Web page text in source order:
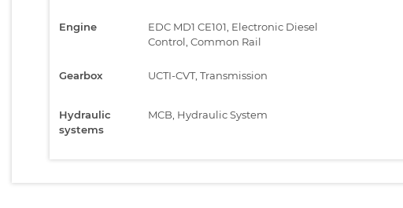
Engine
EDC MD1 CE101, Electronic Diesel
Control, Common Rail
Gearbox UCTI-CVT, Transmission
Hydraulic
systems
MCB, Hydraulic System